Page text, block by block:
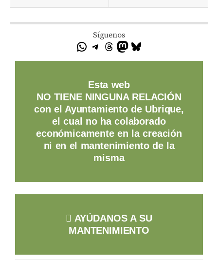
Síguenos
Esta web
NO TIENE NINGUNA RELACIÓN
con el Ayuntamiento de Ubrique,
el cual no ha colaborado
económicamente en la creación
ni en el mantenimiento de la
misma
AYÚDANOS A SU
MANTENIMIENTO